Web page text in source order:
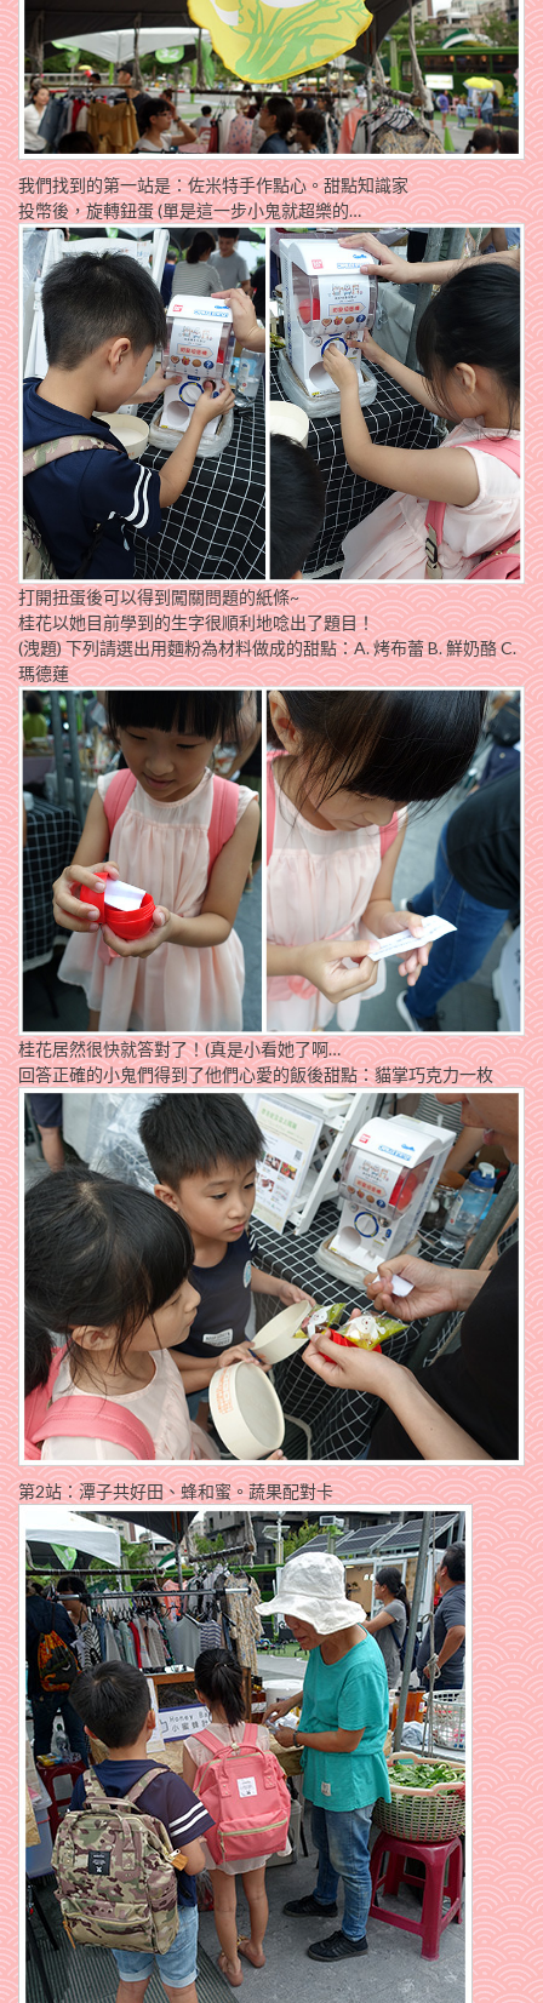
我們找到的第一站是：佐米特手作點心。甜點知識家
投幣後，旋轉鈕蛋 (單是這一步小鬼就超樂的…
打開扭蛋後可以得到闖關問題的紙條~
桂花以她目前學到的生字很順利地唸出了題目！
(洩題) 下列請選出用麵粉為材料做成的甜點：A. 烤布蕾 B. 鮮奶酪 C.
瑪德蓮
桂花居然很快就答對了！(真是小看她了啊…
回答正確的小鬼們得到了他們心愛的飯後甜點：貓掌巧克力一枚
第2站：潭子共好田、蜂和蜜。蔬果配對卡